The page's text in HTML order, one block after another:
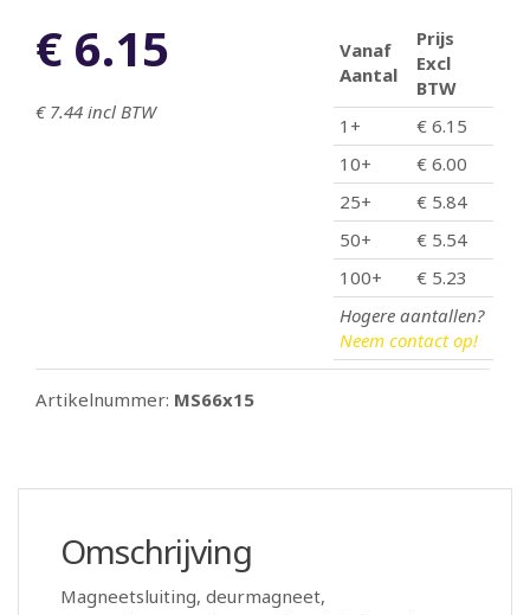
€ 6.15
€ 7.44 incl BTW
Vanaf
Aantal
Prijs
Excl
BTW
1+
€ 6.15
10+
€ 6.00
25+
€ 5.84
50+
€ 5.54
100+
€ 5.23
Hogere aantallen?
Neem contact op!
Artikelnummer: MS66x15
Omschrijving
Magneetsluiting, deurmagneet,